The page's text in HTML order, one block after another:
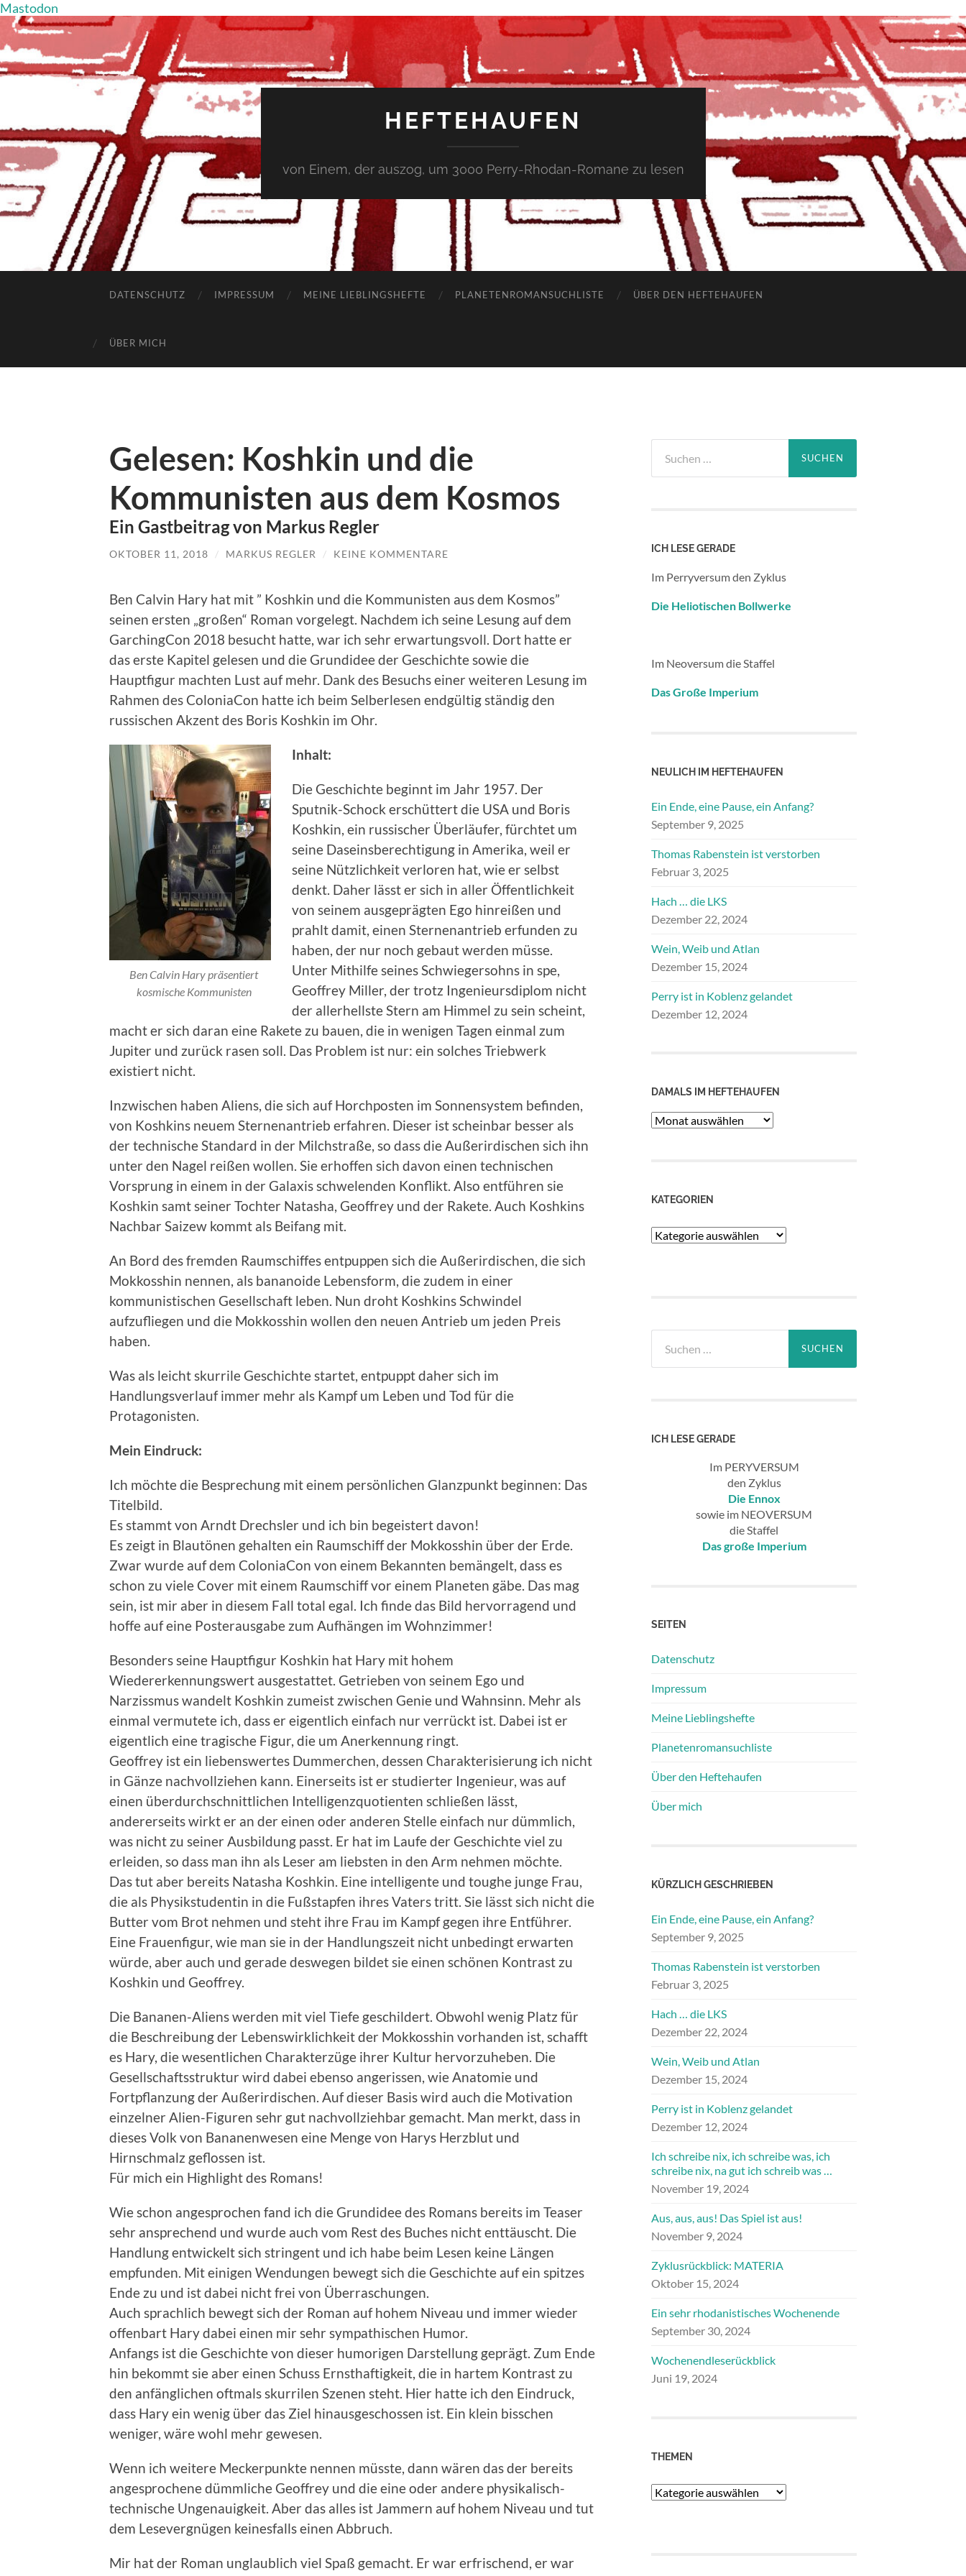
Mastodon
HEFTEHAUFEN
von Einem, der auszog, um 3000 Perry-Rhodan-Romane zu lesen
DATENSCHUTZ IMPRESSUM MEINE LIEBLINGSHEFTE PLANETENROMANSUCHLISTE ÜBER DEN HEFTEHAUFEN
ÜBER MICH
Gelesen: Koshkin und die
Kommunisten aus dem Kosmos
Ein Gastbeitrag von Markus Regler
OKTOBER 11, 2018 / MARKUS REGLER / KEINE KOMMENTARE
Ben Calvin Hary hat mit ” Koshkin und die Kommunisten aus dem Kosmos”
seinen ersten „großen“ Roman vorgelegt. Nachdem ich seine Lesung auf dem
GarchingCon 2018 besucht hatte, war ich sehr erwartungsvoll. Dort hatte er
das erste Kapitel gelesen und die Grundidee der Geschichte sowie die
Hauptfigur machten Lust auf mehr. Dank des Besuchs einer weiteren Lesung im
Rahmen des ColoniaCon hatte ich beim Selberlesen endgültig ständig den
russischen Akzent des Boris Koshkin im Ohr.
Ben Calvin Hary präsentiert
kosmische Kommunisten
Inhalt:
Die Geschichte beginnt im Jahr 1957. Der
Sputnik-Schock erschüttert die USA und Boris
Koshkin, ein russischer Überläufer, fürchtet um
seine Daseinsberechtigung in Amerika, weil er
seine Nützlichkeit verloren hat, wie er selbst
denkt. Daher lässt er sich in aller Öffentlichkeit
von seinem ausgeprägten Ego hinreißen und
prahlt damit, einen Sternenantrieb erfunden zu
haben, der nur noch gebaut werden müsse.
Unter Mithilfe seines Schwiegersohns in spe,
Geoffrey Miller, der trotz Ingenieursdiplom nicht
der allerhellste Stern am Himmel zu sein scheint,
macht er sich daran eine Rakete zu bauen, die in wenigen Tagen einmal zum
Jupiter und zurück rasen soll. Das Problem ist nur: ein solches Triebwerk
existiert nicht.
Inzwischen haben Aliens, die sich auf Horchposten im Sonnensystem befinden,
von Koshkins neuem Sternenantrieb erfahren. Dieser ist scheinbar besser als
der technische Standard in der Milchstraße, so dass die Außerirdischen sich ihn
unter den Nagel reißen wollen. Sie erhoffen sich davon einen technischen
Vorsprung in einem in der Galaxis schwelenden Konflikt. Also entführen sie
Koshkin samt seiner Tochter Natasha, Geoffrey und der Rakete. Auch Koshkins
Nachbar Saizew kommt als Beifang mit.
An Bord des fremden Raumschiffes entpuppen sich die Außerirdischen, die sich
Mokkosshin nennen, als bananoide Lebensform, die zudem in einer
kommunistischen Gesellschaft leben. Nun droht Koshkins Schwindel
aufzufliegen und die Mokkosshin wollen den neuen Antrieb um jeden Preis
haben.
Was als leicht skurrile Geschichte startet, entpuppt daher sich im
Handlungsverlauf immer mehr als Kampf um Leben und Tod für die
Protagonisten.
Mein Eindruck:
Ich möchte die Besprechung mit einem persönlichen Glanzpunkt beginnen: Das
Titelbild.
Es stammt von Arndt Drechsler und ich bin begeistert davon!
Es zeigt in Blautönen gehalten ein Raumschiff der Mokkosshin über der Erde.
Zwar wurde auf dem ColoniaCon von einem Bekannten bemängelt, dass es
schon zu viele Cover mit einem Raumschiff vor einem Planeten gäbe. Das mag
sein, ist mir aber in diesem Fall total egal. Ich finde das Bild hervorragend und
hoffe auf eine Posterausgabe zum Aufhängen im Wohnzimmer!
Besonders seine Hauptfigur Koshkin hat Hary mit hohem
Wiedererkennungswert ausgestattet. Getrieben von seinem Ego und
Narzissmus wandelt Koshkin zumeist zwischen Genie und Wahnsinn. Mehr als
einmal vermutete ich, dass er eigentlich einfach nur verrückt ist. Dabei ist er
eigentlich eine tragische Figur, die um Anerkennung ringt.
Geoffrey ist ein liebenswertes Dummerchen, dessen Charakterisierung ich nicht
in Gänze nachvollziehen kann. Einerseits ist er studierter Ingenieur, was auf
einen überdurchschnittlichen Intelligenzquotienten schließen lässt,
andererseits wirkt er an der einen oder anderen Stelle einfach nur dümmlich,
was nicht zu seiner Ausbildung passt. Er hat im Laufe der Geschichte viel zu
erleiden, so dass man ihn als Leser am liebsten in den Arm nehmen möchte.
Das tut aber bereits Natasha Koshkin. Eine intelligente und toughe junge Frau,
die als Physikstudentin in die Fußstapfen ihres Vaters tritt. Sie lässt sich nicht die
Butter vom Brot nehmen und steht ihre Frau im Kampf gegen ihre Entführer.
Eine Frauenfigur, wie man sie in der Handlungszeit nicht unbedingt erwarten
würde, aber auch und gerade deswegen bildet sie einen schönen Kontrast zu
Koshkin und Geoffrey.
Die Bananen-Aliens werden mit viel Tiefe geschildert. Obwohl wenig Platz für
die Beschreibung der Lebenswirklichkeit der Mokkosshin vorhanden ist, schafft
es Hary, die wesentlichen Charakterzüge ihrer Kultur hervorzuheben. Die
Gesellschaftsstruktur wird dabei ebenso angerissen, wie Anatomie und
Fortpflanzung der Außerirdischen. Auf dieser Basis wird auch die Motivation
einzelner Alien-Figuren sehr gut nachvollziehbar gemacht. Man merkt, dass in
dieses Volk von Bananenwesen eine Menge von Harys Herzblut und
Hirnschmalz geflossen ist.
Für mich ein Highlight des Romans!
Wie schon angesprochen fand ich die Grundidee des Romans bereits im Teaser
sehr ansprechend und wurde auch vom Rest des Buches nicht enttäuscht. Die
Handlung entwickelt sich stringent und ich habe beim Lesen keine Längen
empfunden. Mit einigen Wendungen bewegt sich die Geschichte auf ein spitzes
Ende zu und ist dabei nicht frei von Überraschungen.
Auch sprachlich bewegt sich der Roman auf hohem Niveau und immer wieder
offenbart Hary dabei einen mir sehr sympathischen Humor.
Anfangs ist die Geschichte von dieser humorigen Darstellung geprägt. Zum Ende
hin bekommt sie aber einen Schuss Ernsthaftigkeit, die in hartem Kontrast zu
den anfänglichen oftmals skurrilen Szenen steht. Hier hatte ich den Eindruck,
dass Hary ein wenig über das Ziel hinausgeschossen ist. Ein klein bisschen
weniger, wäre wohl mehr gewesen.
Wenn ich weitere Meckerpunkte nennen müsste, dann wären das der bereits
angesprochene dümmliche Geoffrey und die eine oder andere physikalisch-
technische Ungenauigkeit. Aber das alles ist Jammern auf hohem Niveau und tut
dem Lesevergnügen keinesfalls einen Abbruch.
Mir hat der Roman unglaublich viel Spaß gemacht. Er war erfrischend, er war
nach:
ICH LESE GERADE
Im Perryversum den Zyklus
Die Heliotischen Bollwerke
Im Neoversum die Staffel
Das Große Imperium
NEULICH IM HEFTEHAUFEN
Ein Ende, eine Pause, ein Anfang?
September 9, 2025
Thomas Rabenstein ist verstorben
Februar 3, 2025
Hach … die LKS
Dezember 22, 2024
Wein, Weib und Atlan
Dezember 15, 2024
Perry ist in Koblenz gelandet
Dezember 12, 2024
DAMALS IM HEFTEHAUFEN
Damals
KATEGORIEN
Kategorien
nach:
ICH LESE GERADE
Im PERYVERSUM
den Zyklus
Die Ennox
sowie im NEOVERSUM
die Staffel
Das große Imperium
SEITEN
Datenschutz
Impressum
Meine Lieblingshefte
Planetenromansuchliste
Über den Heftehaufen
Über mich
KÜRZLICH GESCHRIEBEN
Ein Ende, eine Pause, ein Anfang?
September 9, 2025
Thomas Rabenstein ist verstorben
Februar 3, 2025
Hach … die LKS
Dezember 22, 2024
Wein, Weib und Atlan
Dezember 15, 2024
Perry ist in Koblenz gelandet
Dezember 12, 2024
Ich schreibe nix, ich schreibe was, ich
schreibe nix, na gut ich schreib was …
November 19, 2024
Aus, aus, aus! Das Spiel ist aus!
November 9, 2024
Zyklusrückblick: MATERIA
Oktober 15, 2024
Ein sehr rhodanistisches Wochenende
September 30, 2024
Wochenendleserückblick
Juni 19, 2024
THEMEN
Themen